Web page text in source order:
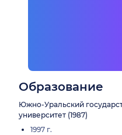
Образование
Южно-Уральский
университет (1987)
1997 г.